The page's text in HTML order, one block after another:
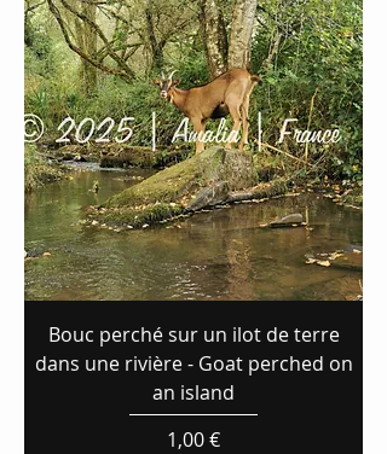
Bouc perché sur un ilot de terre
dans une rivière - Goat perched on
an island
Prix
1,00 €